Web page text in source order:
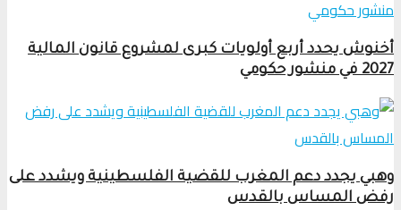
أخنوش يحدد أربع أولويات كبرى لمشروع قانون المالية
2027 في منشور حكومي
وهبي يجدد دعم المغرب للقضية الفلسطينية ويشدد على
رفض المساس بالقدس